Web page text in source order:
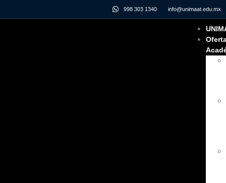
998 303 1340 info@unimaat.edu.mx